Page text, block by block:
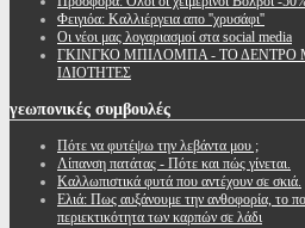
Φειγιόα: Καλλιέργεια απο ''χρυσάφι''
Oι νέοι μας λογαριασμοί στα social media
ΓΚΙΝΓΚΟ ΜΠΙΛΟΜΠΑ - ΤΟ ΔΕΝΤΡΟ
ΙΔΙΟΤΗΤΕΣ
γεωπονικές συμβουλές
Πότε να φυτέψω την λεβάντα μου ;
Λίπανση πατάτας - Πότε και πώς γίνεται.
Καλλωπιστικά φυτά που αντέχουν σε σκιά.
Ελιά: Πως αυξάνουμε την ανθοφορία, το
περιεκτικότητα των καρπών σε λάδι